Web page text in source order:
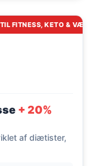
FITNESS, KETO &
+ 20%
af diætister,